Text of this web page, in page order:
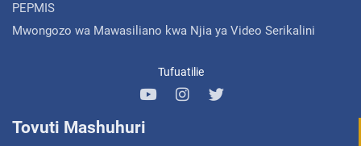
PEPMIS
Mwongozo wa Mawasiliano kwa Njia ya Video Serikalini
Tufuatilie
Tovuti Mashuhuri